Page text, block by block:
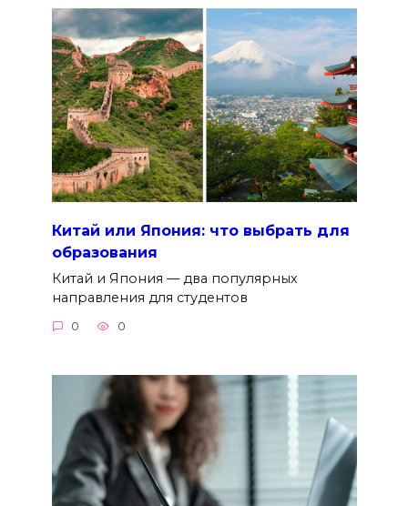
Китай или Япония: что выбрать для
образования
Китай и Япония — два популярных
направления для студентов
0 0